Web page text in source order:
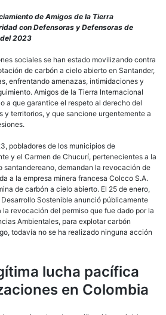
de
de Amigos de la Tierra
con Defensoras y Defensoras de
2023
sociales se han estado movilizando contra
de carbón a cielo abierto en Santander,
enfrentando amenazas, intimidaciones y
Amigos de la Tierra Internacional
a que garantice el respeto al derecho del
y territorios, y que sancione urgentemente a
pobladores de los municipios de
y el Carmen de Chucurí, pertenecientes a la
santandereano, demandan la revocación de
a la empresa minera francesa Colcco S.A.
de carbón a cielo abierto. El 25 de enero,
Sostenible anunció públicamente
revocación del permiso que fue dado por la
Ambientales, para explotar carbón
todavía no se ha realizado ninguna acción
lucha pacífica
en Colombia